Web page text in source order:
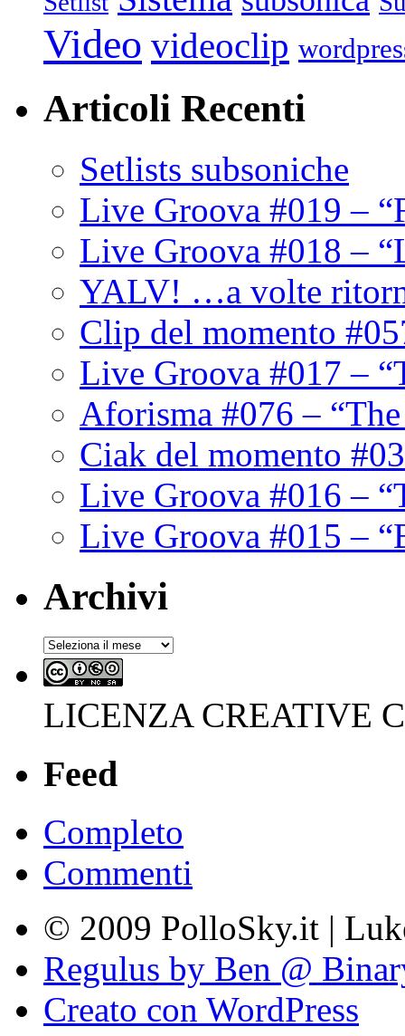
Video videoclip
Articoli Recenti
Setlists subsoniche
Live Groova #019 –
Live Groova #018 –
YALV! …a volte
Clip del momento
Live Groova #017 –
Aforisma #076 –
Ciak del momento
Live Groova #016 –
Live Groova #015 –
Archivi
Archivi
LICENZA CREATIVE
Feed
Completo
Commenti
© 2009 PolloSky.it |
Regulus by Ben @
Creato con WordPress